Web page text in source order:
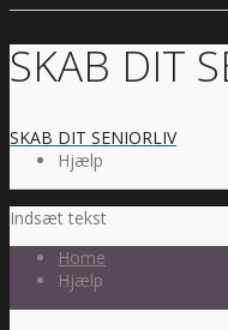
SKAB DIT
SKAB DIT SENIORLIV
Hjælp
Indsæt tekst
Home
Hjælp